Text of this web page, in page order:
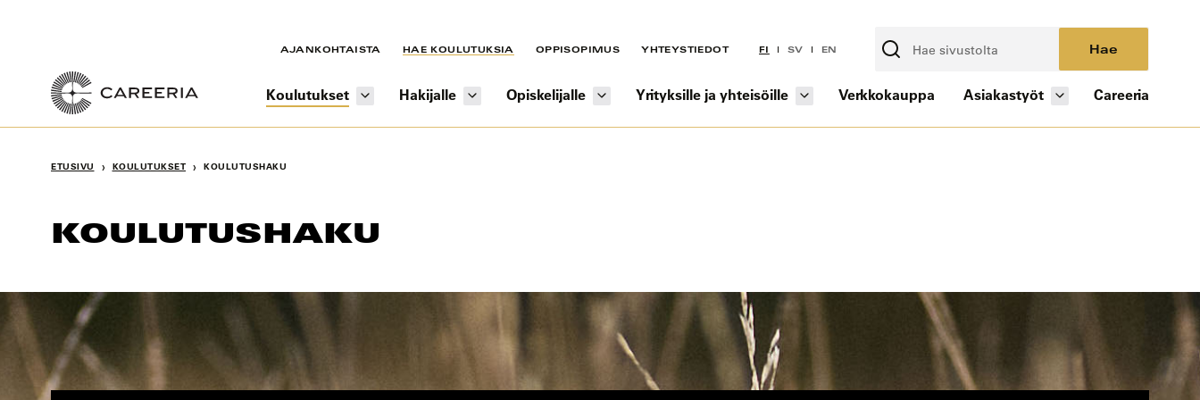
AJANKOHTAISTA HAE KOULUTUKSIA OPPISOPIMUS YHTEYSTIEDOT FI SV EN Hae
Koulutukset Hakijalle Opiskelijalle Yrityksille ja yhteisöille Verkkokauppa Asiakastyöt Careeria
ETUSIVU › KOULUTUKSET › KOULUTUSHAKU
KOULUTUSHAKU